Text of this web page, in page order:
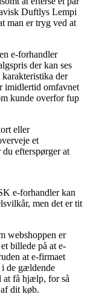
Duftlys Lempi
man er tryg ved at
e-forhandler
der kan ses
der
imidlertid omfavnet
kunde overfor fup
eller
et
efterspørger at
e-forhandler kan
men det er tit
webshoppen er
billede på at e-
at e-firmaet
i de gældende
at få hjælp, for så
dit køb.